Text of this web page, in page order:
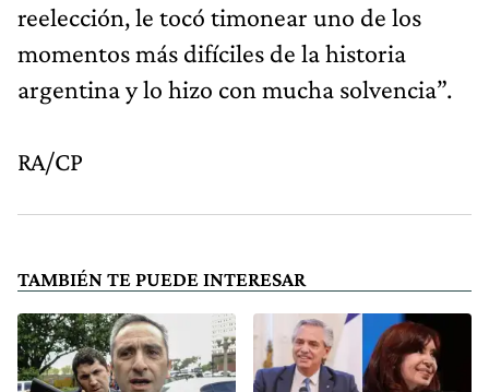
reelección, le tocó timonear uno de los
momentos más difíciles de la historia
argentina y lo hizo con mucha solvencia”.
RA/CP
TAMBIÉN TE PUEDE INTERESAR